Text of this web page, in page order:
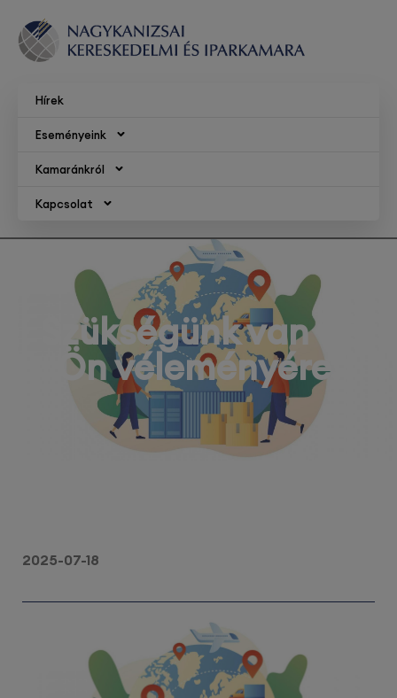
Hírek
Eseményeink
Kamaránkról
Kapcsolat
Szükségünk van az
Ön véleményére!
2025-07-18